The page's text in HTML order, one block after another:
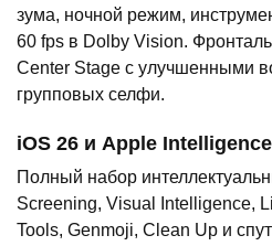
зума, ночной режим,
60 fps в Dolby Vision.
Center Stage с улучшенными
групповых селфи.
iOS 26 и Apple Intelligence
Полный набор
Screening, Visual Intelligence,
Tools, Genmoji, Clean Up и